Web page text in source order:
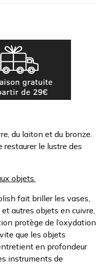
du laiton et du bronze.
restaurer le lustre des
objets.
fait briller les vases,
autres objets en cuivre,
protège de l’oxydation
que les objets
en profondeur
instruments de